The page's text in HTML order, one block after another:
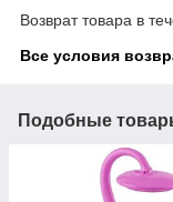
Возврат товара в
Все условия
Подобные